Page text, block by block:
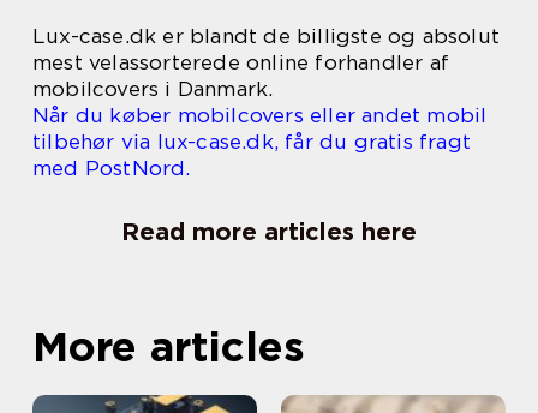
Lux-case.dk er blandt de billigste og absolut
mest velassorterede online forhandler af
mobilcovers i Danmark.
Når du køber mobilcovers eller andet mobil
tilbehør via lux-case.dk, får du gratis fragt
med PostNord.
Read more articles here
More articles